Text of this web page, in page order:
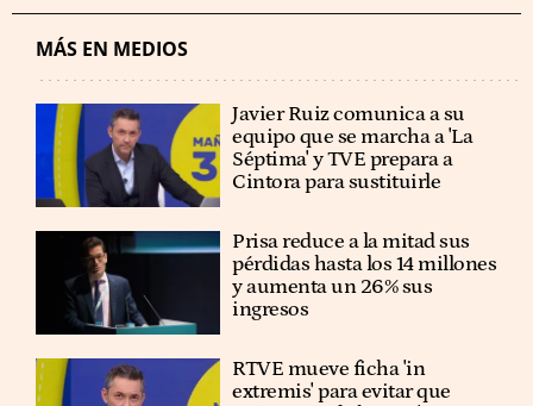
MÁS EN MEDIOS
Javier Ruiz comunica a su
equipo que se marcha a 'La
Séptima' y TVE prepara a
Cintora para sustituirle
Prisa reduce a la mitad sus
pérdidas hasta los 14 millones
y aumenta un 26% sus
ingresos
RTVE mueve ficha 'in
extremis' para evitar que